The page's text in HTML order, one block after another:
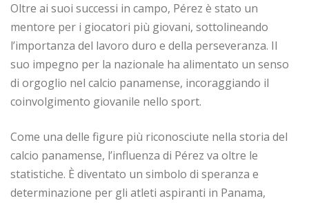
Oltre ai suoi successi in campo, Pérez è stato un
mentore per i giocatori più giovani, sottolineando
l’importanza del lavoro duro e della perseveranza. Il
suo impegno per la nazionale ha alimentato un senso
di orgoglio nel calcio panamense, incoraggiando il
coinvolgimento giovanile nello sport.
Come una delle figure più riconosciute nella storia del
calcio panamense, l’influenza di Pérez va oltre le
statistiche. È diventato un simbolo di speranza e
determinazione per gli atleti aspiranti in Panama,